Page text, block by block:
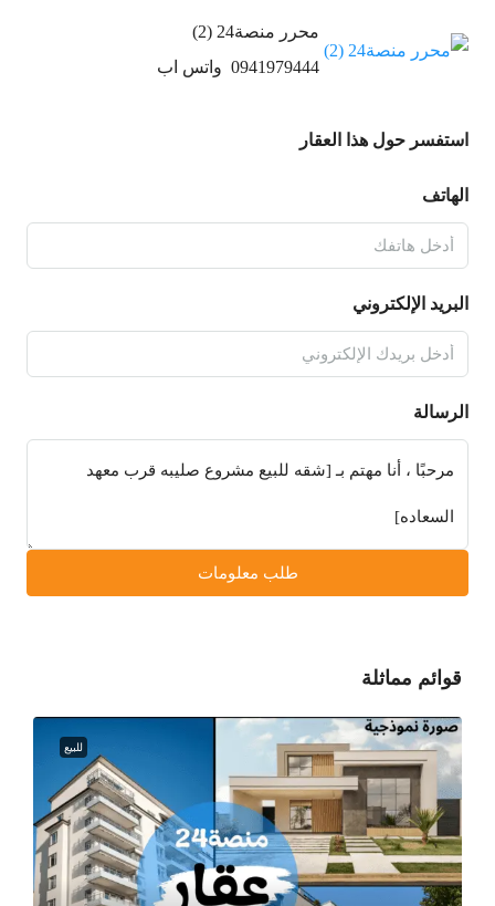
محرر منصة24 (2)
0941979444 واتس اب
استفسر حول هذا العقار
الهاتف
البريد الإلكتروني
الرسالة
طلب معلومات
قوائم مماثلة
للبيع